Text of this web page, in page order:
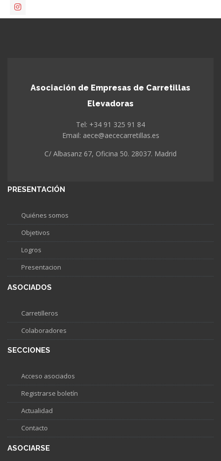
Asociación de Empresas de Carretillas
Elevadoras
Tel: +34 91 325 91 84
Email: aece@aececarretillas.es
C/ Albasanz 67, Oficina 50. 28037. Madrid
PRESENTACIÓN
Quiénes somos
Objetivos
Logros
Presentacion
ASOCIADOS
Carretilleros
Colaboradores
SECCIONES
Acceso asociados
Registrarse boletín
Actualidad
Contacto
ASOCIARSE